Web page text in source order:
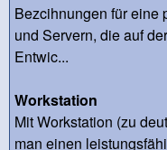
Bezcihnungen für eine
und Servern, die auf
Entwic...
Workstation
Mit Workstation (zu
man einen